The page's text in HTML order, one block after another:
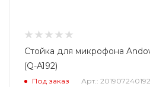
Стойка для микрофона
(Q-A192)
Под заказ Арт.: